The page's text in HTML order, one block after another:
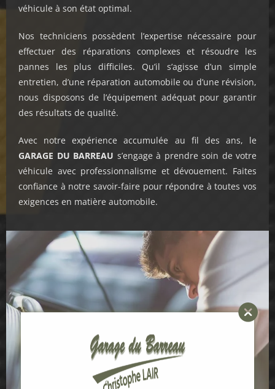
véhicule à son état optimal.
Nos techniciens possèdent l’expertise nécessaire pour
effectuer des réparations complexes et résoudre les
pannes les plus difficiles. Qu’il s’agisse d’un simple
entretien, d’une réparation automobile ou d’une révision,
nous disposons de l’équipement adéquat pour garantir
des résultats de qualité.
Avec notre expérience accumulée au fil des ans, le
GARAGE DU BARREAU s’engage à prendre soin de votre
véhicule avec professionnalisme et dévouement. Faites
confiance à notre savoir-faire pour répondre à toutes vos
exigences en matière automobile.